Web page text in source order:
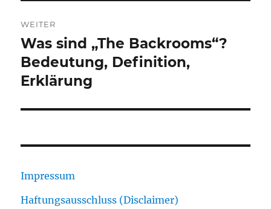
WEITER
Nächster
Beitrag:
Was sind „The Backrooms“?
Bedeutung, Definition,
Erklärung
Impressum
Haftungsausschluss (Disclaimer)